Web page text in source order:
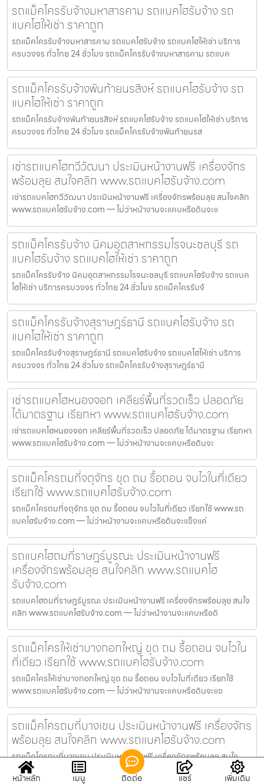
รถแม็คโครรับจ้างมหาสารคาม รถแบคโฮรับจ้าง รถ
แบคโฮให้เช่า ราคาถูก
รถแม็คโครรับจ้างมหาสารคาม รถแบคโฮรับจ้าง รถแบคโฮให้เช่า บริการ
ครบวงจร ทั่วไทย 24 ชั่วโมง รถแม็คโครรับจ้างมหาสารคาม รถแบค
รถแม็คโครรับจ้างพันท้ายนรสิงห์ รถแบคโฮรับจ้าง รถ
แบคโฮให้เช่า ราคาถูก
รถแม็คโครรับจ้างพันท้ายนรสิงห์ รถแบคโฮรับจ้าง รถแบคโฮให้เช่า บริการ
ครบวงจร ทั่วไทย 24 ชั่วโมง รถแม็คโครรับจ้างพันท้ายนรส
เช่ารถแบคโฮทวีวัฒนา ประเมินหน้างานฟรี เครื่องจักร
พร้อมลุย สนใจคลิก www.รถแบคโฮรับจ้าง.com
เช่ารถแบคโฮทวีวัฒนา ประเมินหน้างานฟรี เครื่องจักรพร้อมลุย สนใจคลิก
www.รถแบคโฮรับจ้าง.com — ไม่ว่าหน้างานจะแคบหรือดินจะแ
รถแม็คโครรับจ้าง นิคมอุตสาหกรรมโรจนะชลบุรี รถ
แบคโฮรับจ้าง รถแบคโฮให้เช่า ราคาถูก
รถแม็คโครรับจ้าง นิคมอุตสาหกรรมโรจนะชลบุรี รถแบคโฮรับจ้าง รถแบค
โฮให้เช่า บริการครบวงจร ทั่วไทย 24 ชั่วโมง รถแม็คโครรับจ้
รถแม็คโครรับจ้างสุราษฎร์ธานี รถแบคโฮรับจ้าง รถ
แบคโฮให้เช่า ราคาถูก
รถแม็คโครรับจ้างสุราษฎร์ธานี รถแบคโฮรับจ้าง รถแบคโฮให้เช่า บริการ
ครบวงจร ทั่วไทย 24 ชั่วโมง รถแม็คโครรับจ้างสุราษฎร์ธานี
เช่ารถแบคโฮหนองจอก เคลียร์พื้นที่รวดเร็ว ปลอดภัย
ได้มาตรฐาน เรียกหา www.รถแบคโฮรับจ้าง.com
เช่ารถแบคโฮหนองจอก เคลียร์พื้นที่รวดเร็ว ปลอดภัย ได้มาตรฐาน เรียกหา
www.รถแบคโฮรับจ้าง.com — ไม่ว่าหน้างานจะแคบหรือดินจะ
รถแม็คโครถมที่จตุจักร ขุด ถม รื้อถอน จบไวในที่เดียว
เรียกใช้ www.รถแบคโฮรับจ้าง.com
รถแม็คโครถมที่จตุจักร ขุด ถม รื้อถอน จบไวในที่เดียว เรียกใช้ www.รถ
แบคโฮรับจ้าง.com — ไม่ว่าหน้างานจะแคบหรือดินจะแข็งแค่
รถแบคโฮถมที่ราษฎร์บูรณะ ประเมินหน้างานฟรี
เครื่องจักรพร้อมลุย สนใจคลิก www.รถแบคโฮ
รับจ้าง.com
รถแบคโฮถมที่ราษฎร์บูรณะ ประเมินหน้างานฟรี เครื่องจักรพร้อมลุย สนใจ
คลิก www.รถแบคโฮรับจ้าง.com — ไม่ว่าหน้างานจะแคบหรือดิ
รถแม็คโครให้เช่าบางกอกใหญ่ ขุด ถม รื้อถอน จบไวใน
ที่เดียว เรียกใช้ www.รถแบคโฮรับจ้าง.com
รถแม็คโครให้เช่าบางกอกใหญ่ ขุด ถม รื้อถอน จบไวในที่เดียว เรียกใช้
www.รถแบคโฮรับจ้าง.com — ไม่ว่าหน้างานจะแคบหรือดินจะแข
รถแม็คโครถมที่บางเขน ประเมินหน้างานฟรี เครื่องจักร
พร้อมลุย สนใจคลิก www.รถแบคโฮรับจ้าง.com
รถแม็คโครถมที่บางเขน ประเมินหน้างานฟรี เครื่องจักรพร้อมลุย สนใจ
คลิก www.รถแบคโฮรับจ้าง.com — ไม่ว่าหน้างานจะแคบหรือดินจะ
หน้าหลัก เมนู ติดต่อ แชร์ เพิ่มเติม